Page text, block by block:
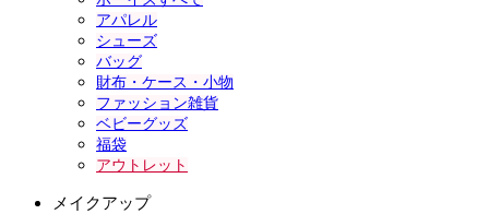
アパレル
シューズ
バッグ
財布・ケース・小物
ファッション雑貨
ベビーグッズ
福袋
アウトレット
メイクアップ